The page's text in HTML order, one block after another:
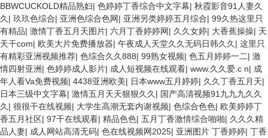
BBWCUCKOLD精品熟妇| 色婷婷丁香综合中文字幕| 秋霞影音91人妻久
久 | 玖玖色综合| 亚洲色综合色网| 亚洲另类婷婷五月综合| 99久热这里只
有精品| 激情丁香五月天图片| 六月丁香婷婷网| 久久女婷| 大香蕉操操| 天
天干com| 欧美大片免费播放器| 午夜成人天堂久久无码日韩久久 | 这里只
有精彩亚洲视频推荐| 色综合久久888| 99熟女视频| 色五月婷婷一二| 激
情四射亚洲| 色婷婷成人影片| 成人短视频在线观看| www.久久爱.c n| 成
年人看Va免费视频| 4438亚洲欧美| 日本www五月婷婷| 久久丁香五月天|
日本三级中文字幕| 激情五月天天狠狠久久 | 国产高清视频91九九九久久
久 | 很很干在线视频| 大学生高潮无套内谢视频| 色综合色色| 欧美婷婷丁
香五月社区| 97干在线观看| 精品色色| 五月丁香激情综合啪啪| 久久久精
品人妻| 成人网站高清无码| 色在线视频网2025| 亚洲图片 丁香婷婷| 丁香